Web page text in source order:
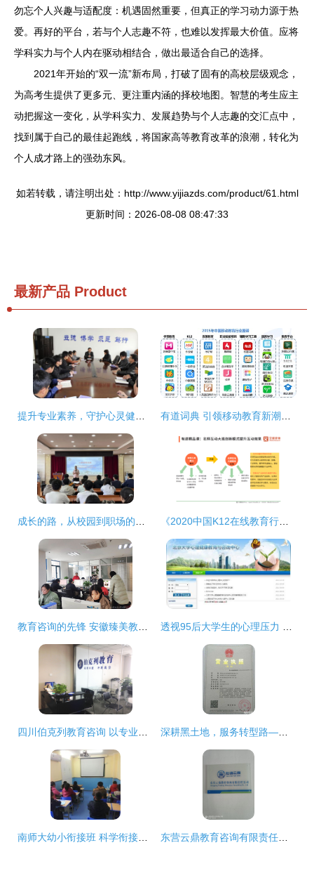
勿忘个人兴趣与适配度：机遇固然重要，但真正的学习动力源于热
爱。再好的平台，若与个人志趣不符，也难以发挥最大价值。应将
学科实力与个人内在驱动相结合，做出最适合自己的选择。
2021年开始的“双一流”新布局，打破了固有的高校层级观念，
为高考生提供了更多元、更注重内涵的择校地图。智慧的考生应主
动把握这一变化，从学科实力、发展趋势与个人志趣的交汇点中，
找到属于自己的最佳起跑线，将国家高等教育改革的浪潮，转化为
个人成才路上的强劲东风。
如若转载，请注明出处：http://www.yijiazds.com/product/61.html
更新时间：2026-08-08 08:47:33
最新产品 Product